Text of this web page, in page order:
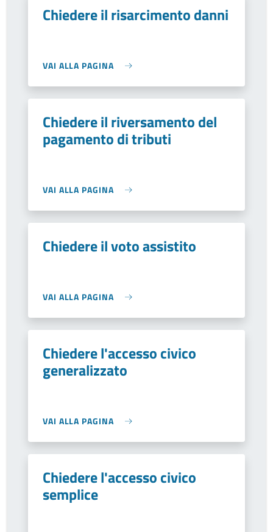
Chiedere il risarcimento danni
VAI ALLA PAGINA
Chiedere il riversamento del
pagamento di tributi
VAI ALLA PAGINA
Chiedere il voto assistito
VAI ALLA PAGINA
Chiedere l'accesso civico
generalizzato
VAI ALLA PAGINA
Chiedere l'accesso civico
semplice